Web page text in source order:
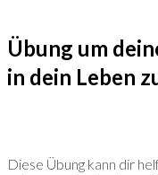
Übung um
in dein Leben
Diese Übung kann dir